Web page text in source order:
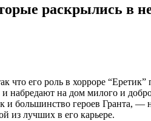
раскрылись в
его роль в хорроре
на дом милого и
большинство героев Гранта, —
из лучших в его карьере.